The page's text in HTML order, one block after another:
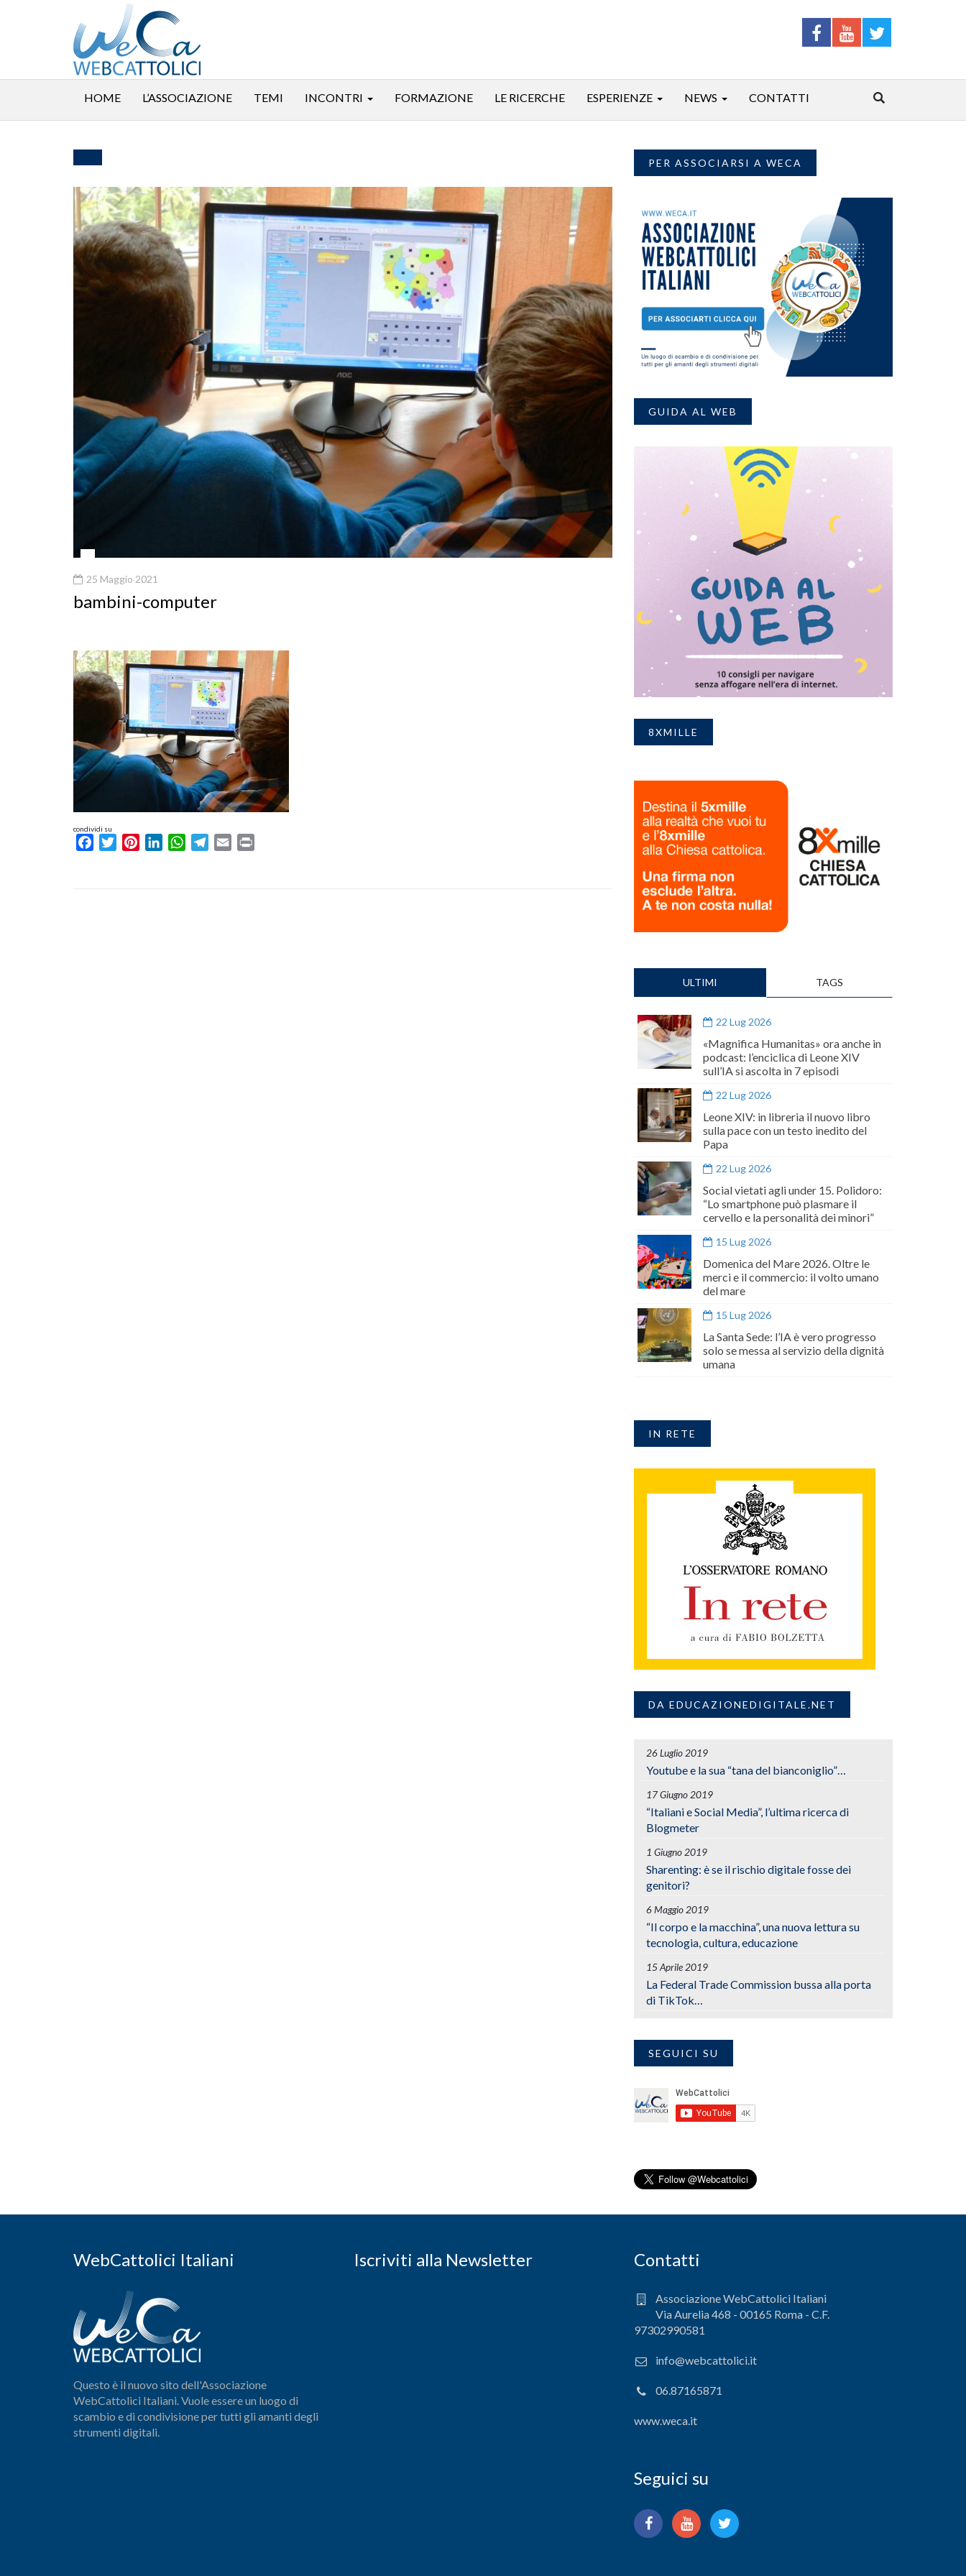
HOME L’ASSOCIAZIONE TEMI INCONTRI FORMAZIONE LE RICERCHE ESPERIENZE NEWS CONTATTI
25 Maggio 2021
bambini-computer
condividi su
FacebookTwitterPinterestLinkedInWhatsAppTelegram
Email
PER ASSOCIARSI A WECA
GUIDA AL WEB
8XMILLE
ULTIMI TAGS
22 Lug 2026
«Magnifica Humanitas» ora anche in
podcast: l’enciclica di Leone XIV
sull’IA si ascolta in 7 episodi
22 Lug 2026
Leone XIV: in libreria il nuovo libro
sulla pace con un testo inedito del
Papa
22 Lug 2026
Social vietati agli under 15. Polidoro:
“Lo smartphone può plasmare il
cervello e la personalità dei minori”
15 Lug 2026
Domenica del Mare 2026. Oltre le
merci e il commercio: il volto umano
del mare
15 Lug 2026
La Santa Sede: l’IA è vero progresso
solo se messa al servizio della dignità
umana
IN RETE
DA EDUCAZIONEDIGITALE.NET
26 Luglio 2019
Youtube e la sua “tana del bianconiglio”…
17 Giugno 2019
“Italiani e Social Media”, l’ultima ricerca di
Blogmeter
1 Giugno 2019
Sharenting: è se il rischio digitale fosse dei
genitori?
6 Maggio 2019
“Il corpo e la macchina”, una nuova lettura su
tecnologia, cultura, educazione
15 Aprile 2019
La Federal Trade Commission bussa alla porta
di TikTok…
SEGUICI SU
WebCattolici Italiani
Questo è il nuovo sito dell'Associazione
WebCattolici Italiani. Vuole essere un luogo di
scambio e di condivisione per tutti gli amanti degli
strumenti digitali.
Iscriviti alla Newsletter Contatti
Associazione WebCattolici Italiani
Via Aurelia 468 - 00165 Roma - C.F.
97302990581
info@webcattolici.it
06.87165871
www.weca.it
Seguici su